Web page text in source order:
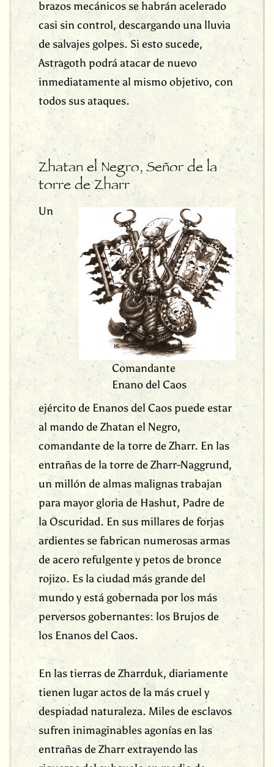
brazos mecánicos se habrán acelerado
casi sin control, descargando una lluvia
de salvajes golpes. Si esto sucede,
Astragoth podrá atacar de nuevo
inmediatamente al mismo objetivo, con
todos sus ataques.
Zhatan el Negro, Señor de la
torre de Zharr
Comandante
Enano del Caos
Un
ejército de Enanos del Caos puede estar
al mando de Zhatan el Negro,
comandante de la torre de Zharr. En las
entrañas de la torre de Zharr-Naggrund,
un millón de almas malignas trabajan
para mayor gloria de Hashut, Padre de
la Oscuridad. En sus millares de forjas
ardientes se fabrican numerosas armas
de acero refulgente y petos de bronce
rojizo. Es la ciudad más grande del
mundo y está gobernada por los más
perversos gobernantes: los Brujos de
los Enanos del Caos.
En las tierras de Zharrduk, diariamente
tienen lugar actos de la más cruel y
despiadad naturaleza. Miles de esclavos
sufren inimaginables agonías en las
entrañas de Zharr extrayendo las